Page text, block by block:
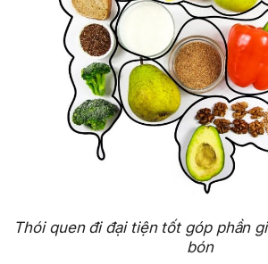
Thói quen đi đại tiện tốt góp phần
bón